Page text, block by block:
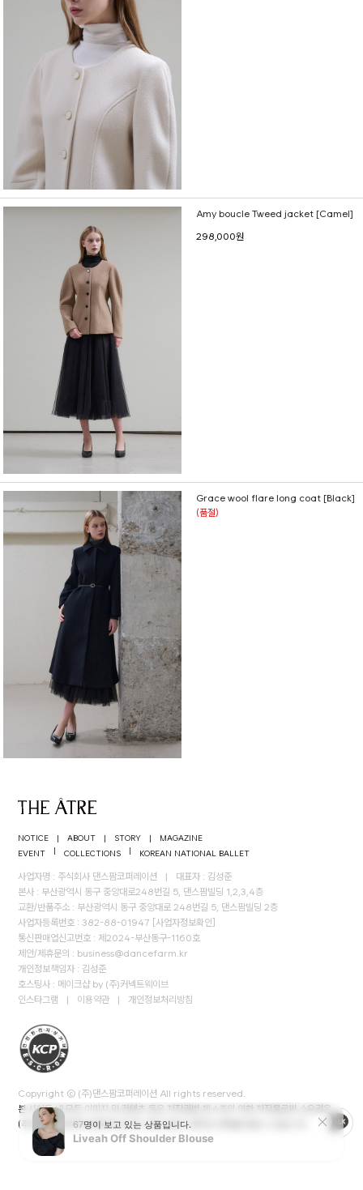
Amy boucle Tweed jacket [Camel]
298,000원
Grace wool flare long coat [Black]
(품절)
NOTICE | ABOUT | STORY |
MAGAZINE
EVENT
| COLLECTIONS | KOREAN NATIONAL BALLET
사업자명 : 주식회사 댄스팜코퍼레이션 |
대표자 : 김성준
본사 : 부산광역시 동구 중앙대로248번길 5, 댄스팜빌딩 1,2,3,4층
교환/반품주소 : 부산광역시 동구 중앙대로 248번길 5, 댄스팜빌딩 2층
사업자등록번호 : 382-88-01947 [사업자정보확인]
통신판매업신고번호 : 제2024-부산동구-1160호
제안/제휴문의 : business@dancefarm.kr
개인정보책임자 : 김성준
호스팅사 : 메이크샵 by (주)커넥트웨이브
인스타그램
| 이용약관 | 개인정보처리방침
Copyright © (주)댄스팜코퍼레이션 All rights reserved.
본 사이트 내 모든 이미지 및 컨텐츠 등은 저작권법 제 4조의 의한 저작물로써 소유권은
(주)댄스팜코퍼레이션에게 있으며, 무단 도용시 법적인 제재를 받을 수 있습니다.